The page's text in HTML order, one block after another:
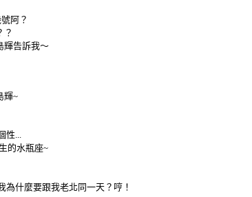
阿？
？
輝告訴我～
輝~
...
的水瓶座~
什麼要跟我老北同一天？哼！